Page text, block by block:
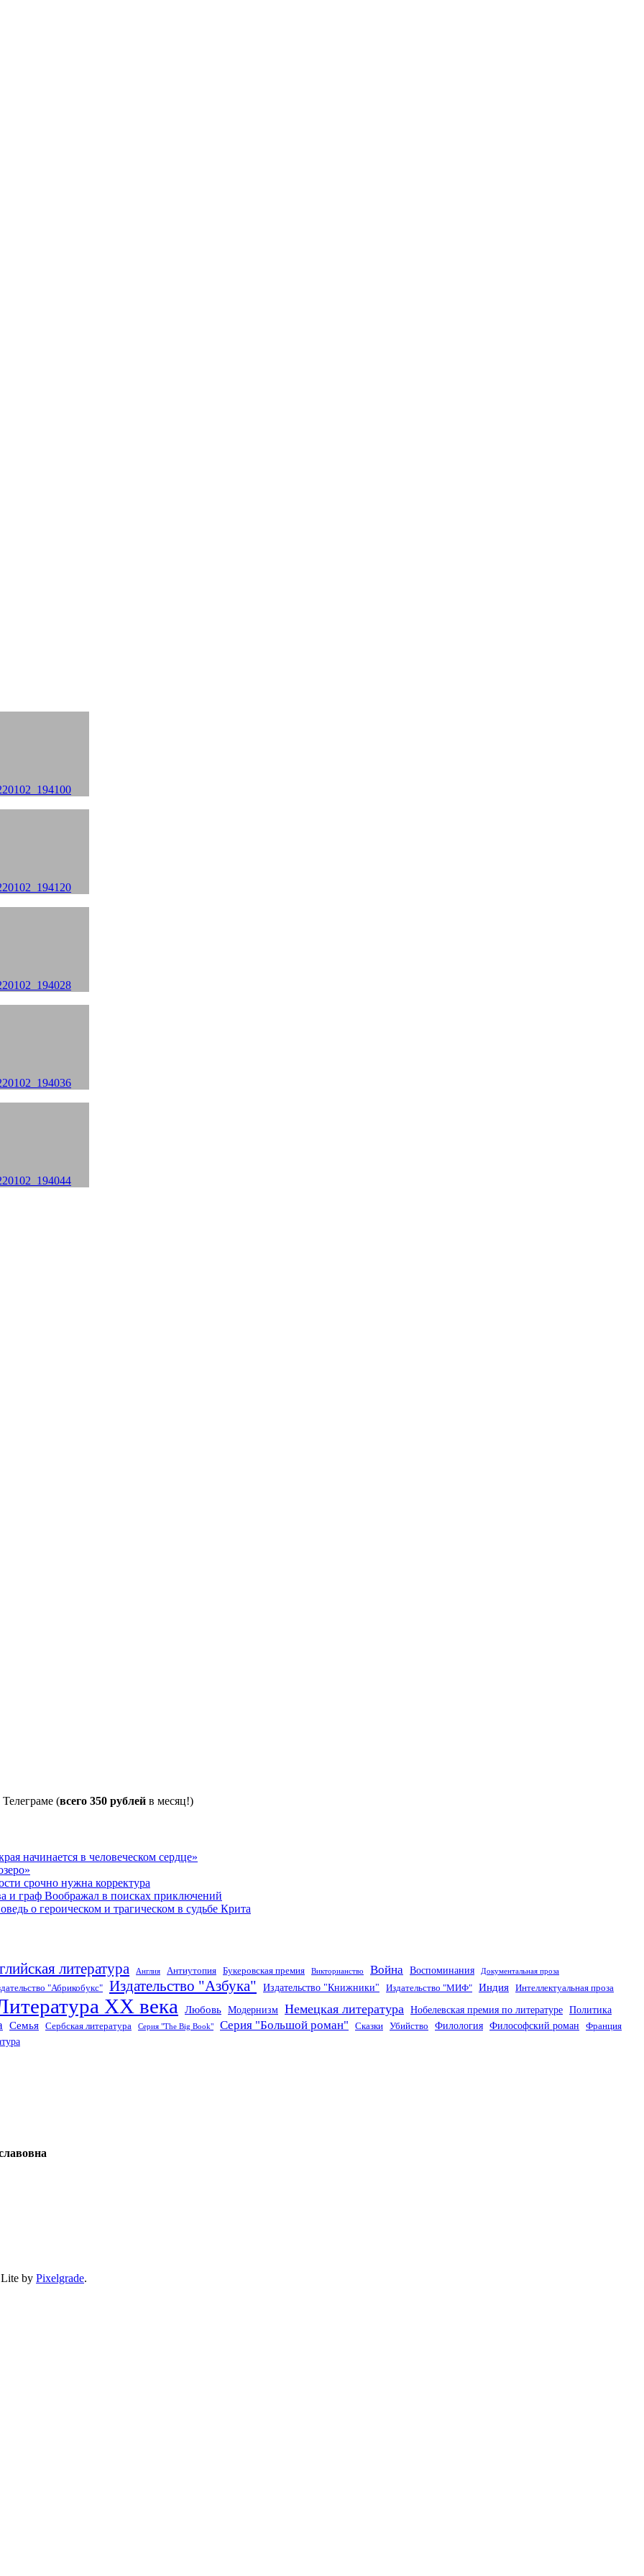
Телеграме (всего 350 рублей в месяц!)
начинается в человеческом сердце»
срочно нужна корректура
и граф Воображал в поисках приключений
о героическом и трагическом в судьбе Крита
литература Англия Антиутопия Букеровская премия Викторианство Война Воспоминания Документальная проза
"Абрикобукс" Издательство "Азбука" Издательство "Книжники" Издательство "МИФ" Индия Интеллектуальная проза
XX века Любовь Модернизм Немецкая литература Нобелевская премия по литературе Политика
Семья Сербская литература Серия "The Big Book" Серия "Большой роман" Сказки Убийство Филология Философский роман Франция
by Pixelgrade.